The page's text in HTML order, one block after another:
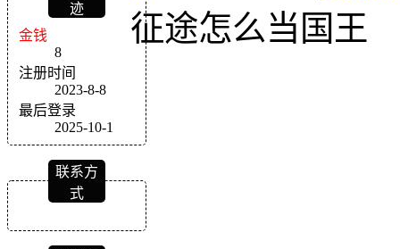
迹
金钱
8
注册时间
2023-8-8
最后登录
2025-10-1
联系方
式
征途怎么当国王